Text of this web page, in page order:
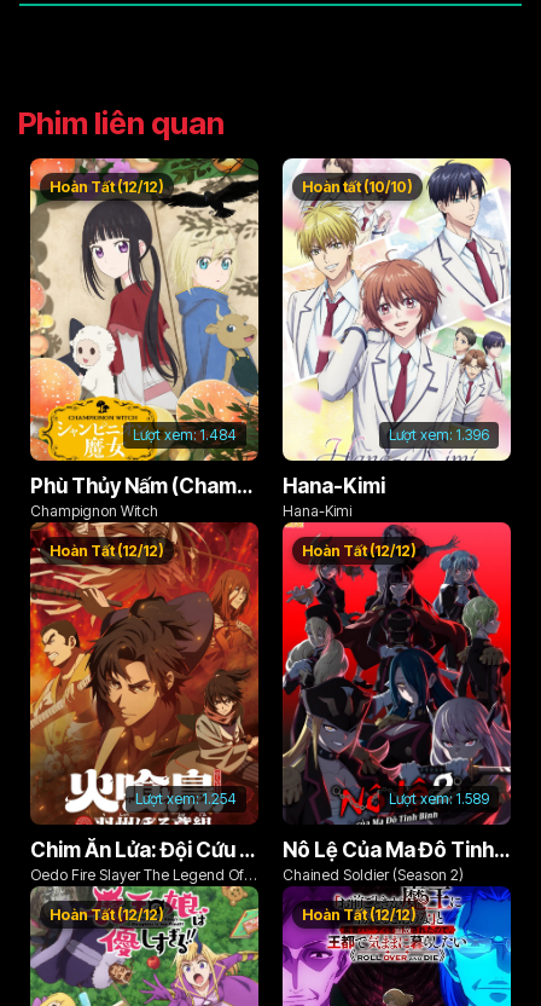
Phim liên quan
Lượt xem:1.484
Hoàn Tất (12/12)
Phù Thủy Nấm (Champignon no Majo)
Champignon Witch
Lượt xem: 1.396
Hoàn tất (10/10)
Hana-Kimi
Hana-Kimi
Lượt xem:1.254
Hoàn Tất (12/12)
Chim Ăn Lửa: Đội Cứu Hỏa Rách Rưới Vùng Ushu
Oedo Fire Slayer The Legend Of
Phoenix
Lượt xem:1.589
Hoàn Tất (12/12)
Nô Lệ Của Ma Đô Tinh Binh (Phần 2)
Chained Soldier (Season 2)
Hoàn Tất (12/12) Hoàn Tất (12/12)